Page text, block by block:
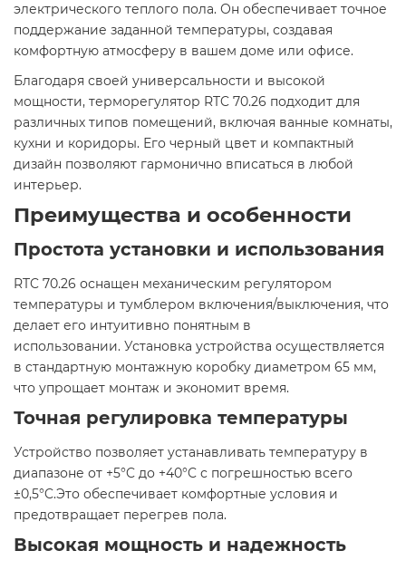
электрического теплого пола. Он обеспечивает точное
поддержание заданной температуры, создавая
комфортную атмосферу в вашем доме или офисе.​
Благодаря своей универсальности и высокой
мощности, терморегулятор RTC 70.26 подходит для
различных типов помещений, включая ванные комнаты,
кухни и коридоры. Его черный цвет и компактный
дизайн позволяют гармонично вписаться в любой
интерьер.​
Преимущества и особенности​
Простота установки и использования
RTC 70.26 оснащен механическим регулятором
температуры и тумблером включения/выключения, что
делает его интуитивно понятным в
использовании. Установка устройства осуществляется
в стандартную монтажную коробку диаметром 65 мм,
что упрощает монтаж и экономит время.​
Точная регулировка температуры
Устройство позволяет устанавливать температуру в
диапазоне от +5°C до +40°C с погрешностью всего
±0,5°C.Это обеспечивает комфортные условия и
предотвращает перегрев пола.​
Высокая мощность и надежность